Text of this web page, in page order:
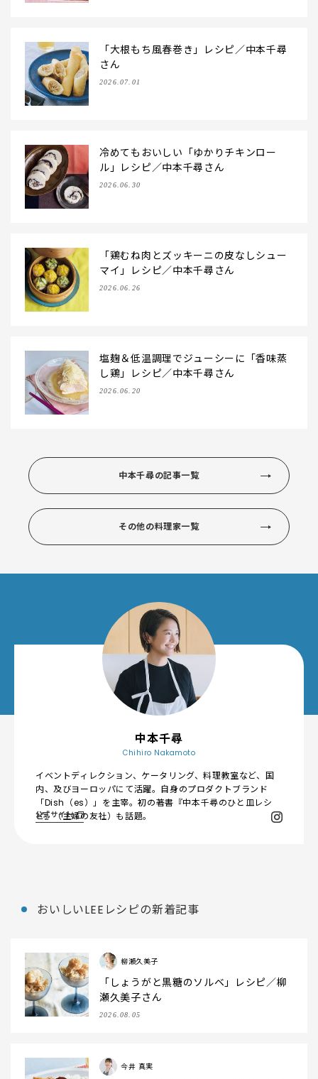
「大根もち風春巻き」レシピ／中本千尋
さん
2026.07.01
冷めてもおいしい「ゆかりチキンロー
ル」レシピ／中本千尋さん
2026.06.30
「鶏むね肉とズッキーニの皮なしシュー
マイ」レシピ／中本千尋さん
2026.06.26
塩麹＆低温調理でジューシーに「香味蒸
し鶏」レシピ／中本千尋さん
2026.06.20
中本千尋の記事一覧
その他の料理家一覧
中本千尋
Chihiro Nakamoto
イベントディレクション、ケータリング、料理教室など、国
内、及びヨーロッパにて活躍。自身のプロダクトブランド
「Dish（es）」を主宰。初の著書『中本千尋のひと皿レシ
ピ』（主婦の友社）も話題。
公式サイト
おいしいLEEレシピの新着記事
柳瀬久美子
「しょうがと黒糖のソルベ」レシピ／柳
瀬久美子さん
2026.08.05
今井 真実